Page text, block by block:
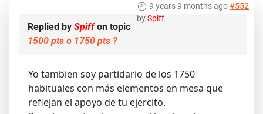
9 years 9 months ago#552
bySpiff
Replied by Spiffon topic
1500 pts o 1750 pts ?
Yo tambien soy partidario de los 1750
habituales con más elementos en mesa que
reflejan el apoyo de tu ejercito.